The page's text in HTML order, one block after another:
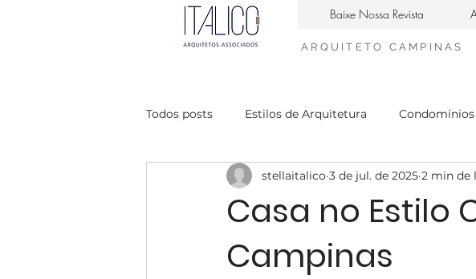
Baixe Nossa Revista
ARQUITETO CAMPINAS
Todos posts Estilos de Arquitetura
Casa Contemporanea Engenheiro Civil em
interiores neiclássico design de interiores
Casa no Estilo
Campinas
stellaitalico 3 de jul. de 2025 2 min de